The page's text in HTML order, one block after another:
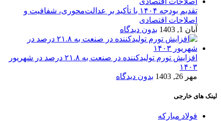
تقدیم بودجه ۱۴۰۴ با تأکید بر عدالت‌محوری، شفافیت و
اصلاحات اقتصادی
آبان 1, 1403
بدون دیدگاه
افزایش تورم تولیدکننده در صنعت به ۲۱.۸ درصد در شهریور
۱۴۰۳
مهر 26, 1403
بدون دیدگاه
لینک های خارجی
فولاد مبارکه